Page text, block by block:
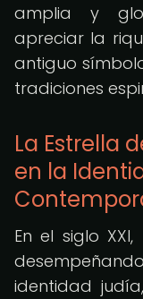
amplia y
apreciar la
antiguo
tradiciones
La Estrella
en la
En el siglo
identidad